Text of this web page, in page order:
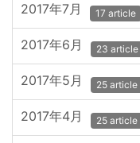
2017年7月 17 article
2017年6月 23 article
2017年5月 25 article
2017年4月 25 article